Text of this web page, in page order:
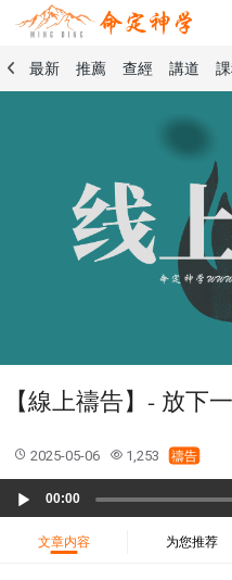
最新 推薦 查經 講道
創世記
洗禮禮文
聖餐禮文 01 創
03 利未記
04 民數記 05
07 士師記
08 路得記
09 撒
11 列王紀上
19 詩篇
20 箴言 21 傳道書
25 耶利米哀歌
27 但以理書
33 彌迦書
34 那鴻書 35 哈
37 哈該書
43 約翰福音
【線上禱告】- 放下
2025-05-06 1,253 禱告
Player
00:00
文章内容 为您推荐